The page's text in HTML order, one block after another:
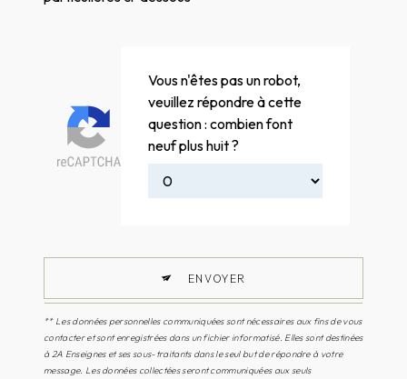
Vous n'êtes pas un robot,
veuillez répondre à cette
question : combien font
neuf plus huit ?
ENVOYER
** Les données personnelles communiquées sont nécessaires aux fins de vous
contacter et sont enregistrées dans un fichier informatisé. Elles sont destinées
à 2A Enseignes et ses sous-traitants dans le seul but de répondre à votre
message. Les données collectées seront communiquées aux seuls